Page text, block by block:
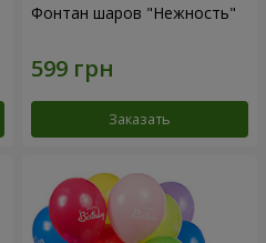
Фонтан шаров "Нежность"
Заказать